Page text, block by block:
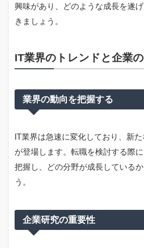
興味があり、どのような成長を遂
きましょう。
IT業界のトレンドと企業
業界の動向を把握する
IT業界は急速に変化しており、新
が登場します。転職を検討する際
把握し、どの分野が成長している
う。
企業研究の重要性